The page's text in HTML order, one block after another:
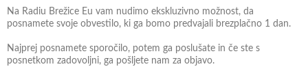
Na Radiu Brežice Eu vam nudimo ekskluzivno možnost, da
posnamete svoje obvestilo, ki ga bomo predvajali brezplačno 1 dan.
Najprej posnamete sporočilo, potem ga poslušate in če ste s
posnetkom zadovoljni, ga pošljete nam za objavo.